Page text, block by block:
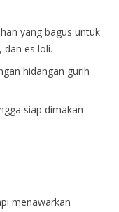
yang bagus untuk
dan es loli.
hidangan gurih
siap dimakan
menawarkan